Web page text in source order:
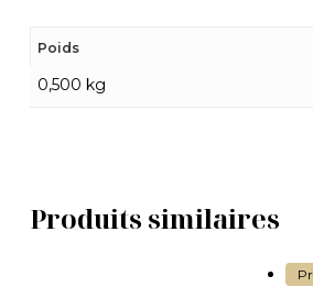
Poids
0,500 kg
Produits similaires